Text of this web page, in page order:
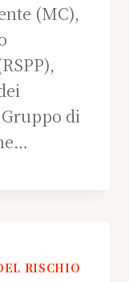
(MC),
di
RISCHIO